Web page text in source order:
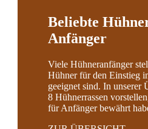
Beliebte
Anfänger
Viele Hühneranfänger
Hühner für den Einstieg
geeignet sind. In unserer
8 Hühnerrassen
für Anfänger bewährt